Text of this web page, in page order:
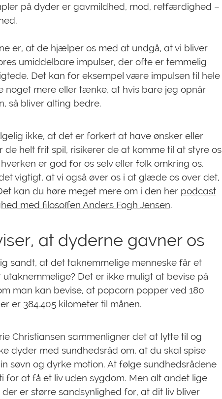
på dyder er gavmildhed, mod, retfærdighed –
er, at de hjælper os med at undgå, at vi bliver
umiddelbare impulser, der ofte er temmelig
Det kan for eksempel være impulsen til hele
noget mere eller tænke, at hvis bare jeg opnår
så bliver alting bedre.
ikke, at det er forkert at have ønsker eller
de helt frit spil, risikerer de at komme til at styre os
er god for os selv eller folk omkring os.
vigtigt, at vi også øver os i at glæde os over det,
kan du høre meget mere om i den her podcast
med filosoffen Anders Fogh Jensen.
at dyderne gavner os
sandt, at det taknemmelige menneske får et
Det er ikke muligt at bevise på
man kan bevise, at popcorn popper ved 180
er 384.405 kilometer til månen.
Christiansen sammenligner det at lytte til og
dyder med sundhedsråd om, at du skal spise
søvn og dyrke motion. At følge sundhedsrådene
for at få et liv uden sygdom. Men alt andet lige
er større sandsynlighed for, at dit liv bliver